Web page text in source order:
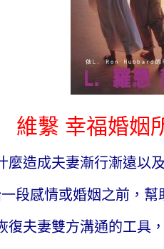
維繫 幸福婚姻
麼造成夫妻漸行漸遠以
段感情或婚姻之前，
復夫妻雙方溝通的工具